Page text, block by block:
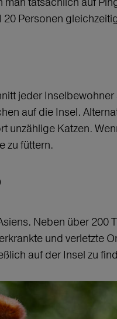
Personen
jeder
auf die Insel.
Katzen.
zu füttern.
Neben über
und verletzte
auf der Insel zu